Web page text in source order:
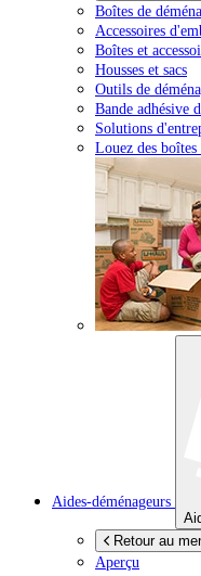
Boîtes de
Accessoires
Boîtes et
Housses et sacs
Outils de
Bande adhésive
Solutions
Louez des boîtes
Aides-déménageurs
Retour au
Aperçu